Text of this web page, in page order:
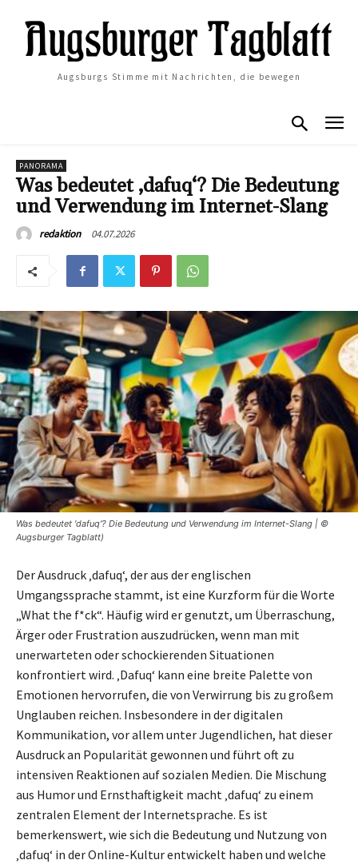
Augsburgs Stimme mit Nachrichten, die bewegen
PANORAMA
Was bedeutet ‚dafuq‘? Die Bedeutung
und Verwendung im Internet-Slang
redaktion 04.07.2026
Was bedeutet 'dafuq'? Die Bedeutung und Verwendung im Internet-Slang | ©
Augsburger Tagblatt)
Der Ausdruck ‚dafuq‘, der aus der englischen
Umgangssprache stammt, ist eine Kurzform für die Worte
„What the f*ck“. Häufig wird er genutzt, um Überraschung,
Ärger oder Frustration auszudrücken, wenn man mit
unerwarteten oder schockierenden Situationen
konfrontiert wird. ‚Dafuq‘ kann eine breite Palette von
Emotionen hervorrufen, die von Verwirrung bis zu großem
Unglauben reichen. Insbesondere in der digitalen
Kommunikation, vor allem unter Jugendlichen, hat dieser
Ausdruck an Popularität gewonnen und führt oft zu
intensiven Reaktionen auf sozialen Medien. Die Mischung
aus Humor und Ernsthaftigkeit macht ‚dafuq‘ zu einem
zentralen Element der Internetsprache. Es ist
bemerkenswert, wie sich die Bedeutung und Nutzung von
‚dafuq‘ in der Online-Kultur entwickelt haben und welche